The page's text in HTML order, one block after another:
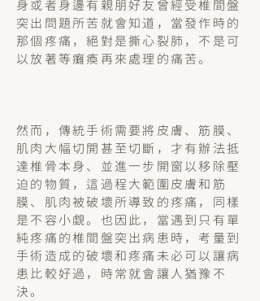
身或者身邊有親朋好友曾經受椎間盤
突出問題所苦就會知道，當發作時的
那個疼痛，絕對是撕心裂肺，不是可
以放著等癱瘓再來處理的痛苦。
然而，傳統手術需要將皮膚、筋膜、
肌肉大幅切開甚至切斷，才有辦法抵
達椎骨本身、並進一步開窗以移除壓
迫的物質，這過程大範圍皮膚和筋
膜、肌肉被破壞所導致的疼痛，同樣
是不容小覷。也因此，當遇到只有單
純疼痛的椎間盤突出病患時，考量到
手術造成的破壞和疼痛未必可以讓病
患比較好過，時常就會讓人猶豫不
決。